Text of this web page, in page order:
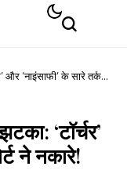
और ‘नाइंसाफी’ के सारे तर्क
‘टॉर्चर’
ने नकारे!​